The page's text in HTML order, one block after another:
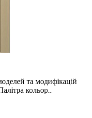
та модифікацій
кольор..